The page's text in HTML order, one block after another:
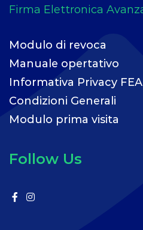
Modulo di revoca
Manuale opertativo
Informativa Privacy FEA
Condizioni Generali
Modulo prima visita
Follow Us